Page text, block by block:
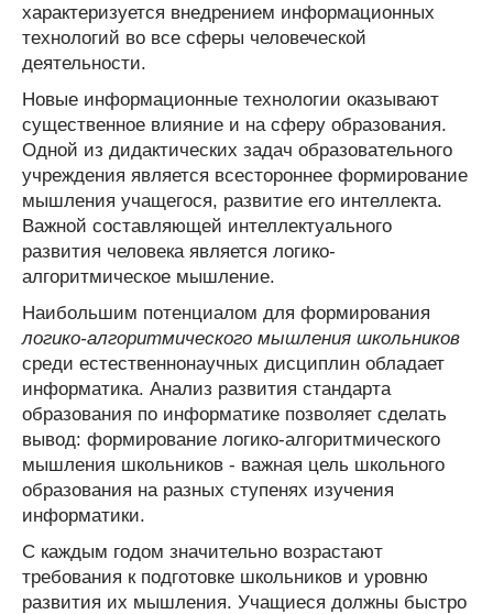
характеризуется внедрением информационных
технологий во все сферы человеческой
деятельности.
Новые информационные технологии оказывают
существенное влияние и на сферу образования.
Одной из дидактических задач образовательного
учреждения является всестороннее формирование
мышления учащегося, развитие его интеллекта.
Важной составляющей интеллектуального
развития человека является логико-
алгоритмическое мышление.
Наибольшим потенциалом для формирования
логико-алгоритмического мышления школьников
среди естественнонаучных дисциплин обладает
информатика. Анализ развития стандарта
образования по информатике позволяет сделать
вывод: формирование логико-алгоритмического
мышления школьников - важная цель школьного
образования на разных ступенях изучения
информатики.
С каждым годом значительно возрастают
требования к подготовке школьников и уровню
развития их мышления. Учащиеся должны быстро